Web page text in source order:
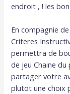
endroit , ! les
En compagnie
Criteres
permettra de
de jeu Chaine
partager votre
plutot une choix